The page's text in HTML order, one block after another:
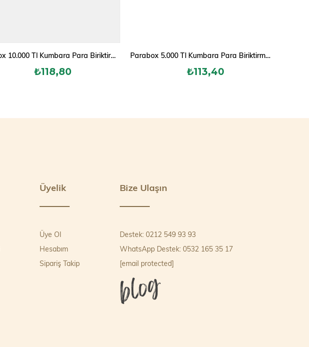
Parabox 10.000 Tl Kumbara Para Biriktirme Kutusu
₺118,80
Parabox 5.000 Tl Kumbara Para Biriktirme Kutusu
₺113,40
Üyelik
Üye Ol
Hesabım
Sipariş Takip
Bize Ulaşın
Destek: 0212 549 93 93
WhatsApp Destek: 0532 165 35 17
[email protected]